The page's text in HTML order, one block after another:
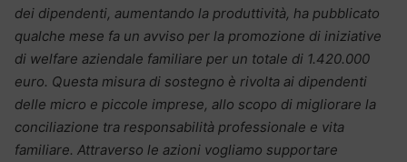
dei dipendenti, aumentando la produttività, ha pubblicato
qualche mese fa un avviso per la promozione di iniziative
di welfare aziendale familiare per un totale di 1.420.000
euro. Questa misura di sostegno è rivolta ai dipendenti
delle micro e piccole imprese, allo scopo di migliorare la
conciliazione tra responsabilità professionale e vita
familiare. Attraverso le azioni vogliamo supportare